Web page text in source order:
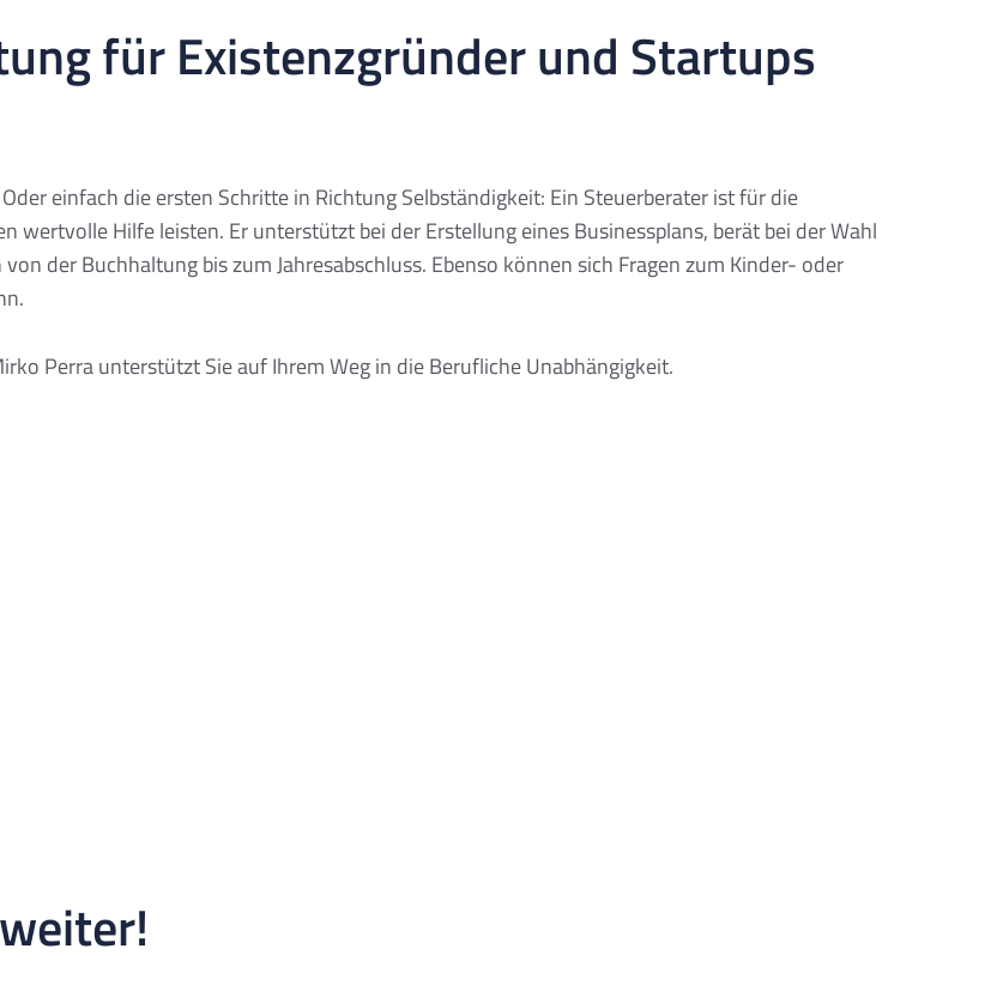
für Existenzgründer und Startups
einfach die ersten Schritte in Richtung Selbständigkeit: Ein Steuerberater ist für die
wertvolle Hilfe leisten. Er unterstützt bei der Erstellung eines Businessplans, berät bei der Wahl
der Buchhaltung bis zum Jahresabschluss. Ebenso können sich Fragen zum Kinder- oder
Perra unterstützt Sie auf Ihrem Weg in die Berufliche Unabhängigkeit.